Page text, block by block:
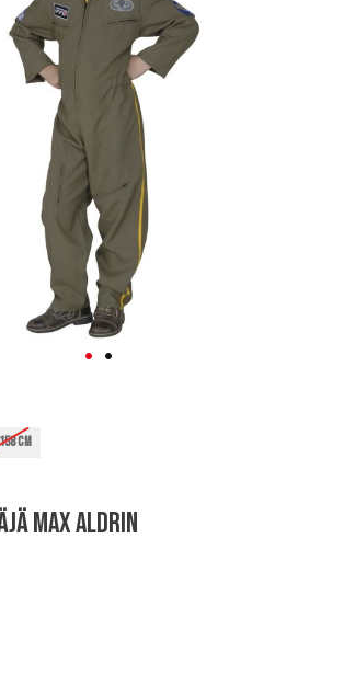
158 cm
Max Aldrin